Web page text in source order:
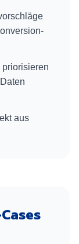
priorisieren
aus